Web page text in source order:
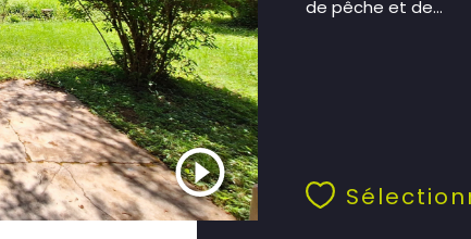
de pêche et de...